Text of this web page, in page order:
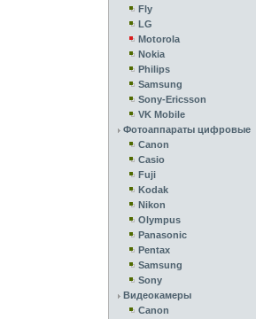
Fly
LG
Motorola
Nokia
Philips
Samsung
Sony-Ericsson
VK Mobile
Фотоаппараты цифровые
Canon
Casio
Fuji
Kodak
Nikon
Olympus
Panasonic
Pentax
Samsung
Sony
Видеокамеры
Canon